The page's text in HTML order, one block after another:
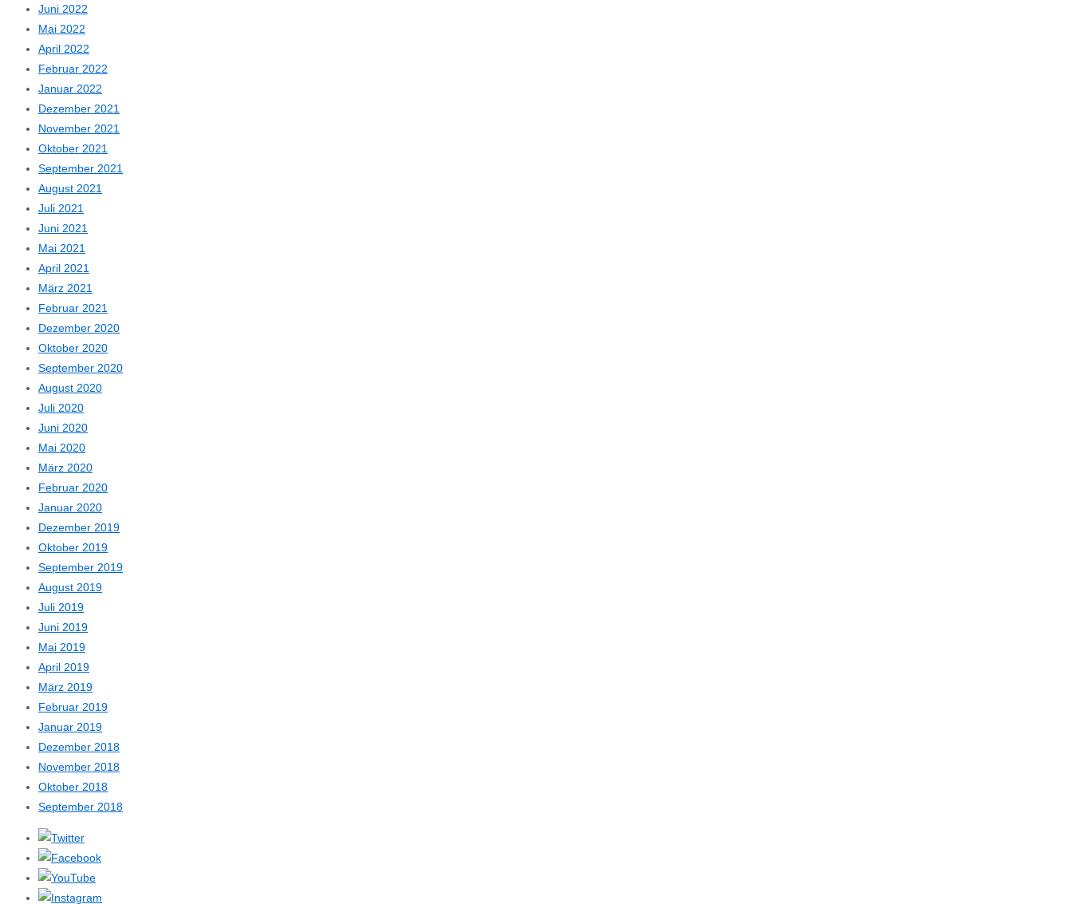
Juni 2022
Mai 2022
April 2022
Februar 2022
Januar 2022
Dezember 2021
November 2021
Oktober 2021
September 2021
August 2021
Juli 2021
Juni 2021
Mai 2021
April 2021
März 2021
Februar 2021
Dezember 2020
Oktober 2020
September 2020
August 2020
Juli 2020
Juni 2020
Mai 2020
März 2020
Februar 2020
Januar 2020
Dezember 2019
Oktober 2019
September 2019
August 2019
Juli 2019
Juni 2019
Mai 2019
April 2019
März 2019
Februar 2019
Januar 2019
Dezember 2018
November 2018
Oktober 2018
September 2018